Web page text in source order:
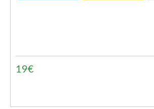
19€